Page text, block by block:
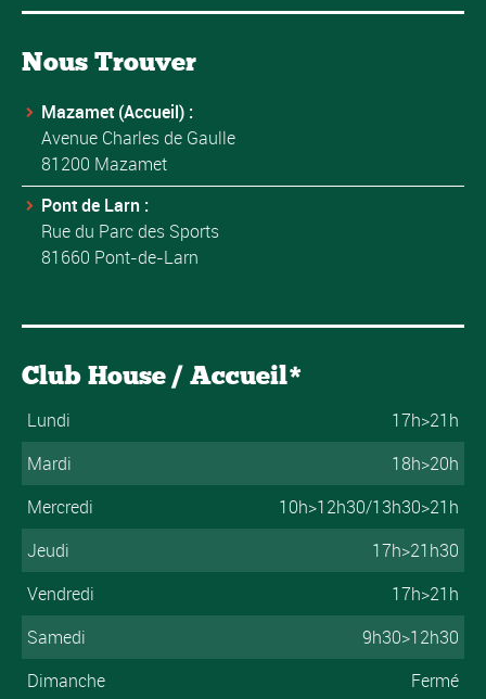
Nous Trouver
Mazamet (Accueil) :
Avenue Charles de Gaulle
81200 Mazamet
Pont de Larn :
Rue du Parc des Sports
81660 Pont-de-Larn
Club House / Accueil*
Lundi
17h>21h
Mardi
18h>20h
Mercredi
10h>12h30/13h30>21h
Jeudi
17h>21h30
Vendredi
17h>21h
Samedi
9h30>12h30
Dimanche
Fermé